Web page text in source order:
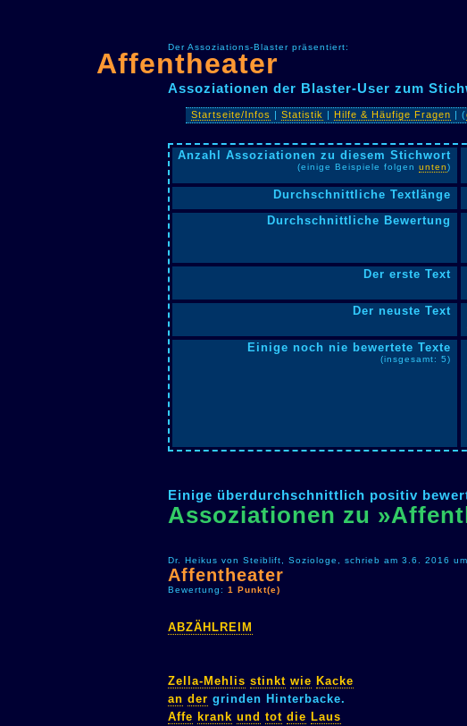
Der Assoziations-Blaster präsentiert:
Affentheater
Assoziationen der Blaster-User zum
Startseite/Infos Statistik Hilfe & Häufige Fragen | (
Anzahl Assoziationen zu diesem Stichwort
(einige Beispiele folgen unten)
Durchschnittliche Textlänge
Durchschnittliche Bewertung
Der erste Text
Der neuste Text
Einige noch nie bewertete Texte
(insgesamt: 5)
Einige überdurchschnittlich positiv
Assoziationen zu
Dr. Heikus von Steiblift, Soziologe, schrieb am 3.6. 2016
Affentheater
Bewertung: 1 Punkt(e)
ABZÄHLREIM
Zella-Mehlis stinkt wie Kacke
an der grinden Hinterbacke.
Affe krank und tot die Laus